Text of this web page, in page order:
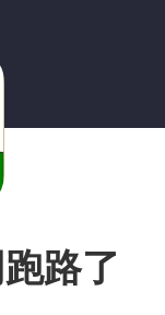
路了